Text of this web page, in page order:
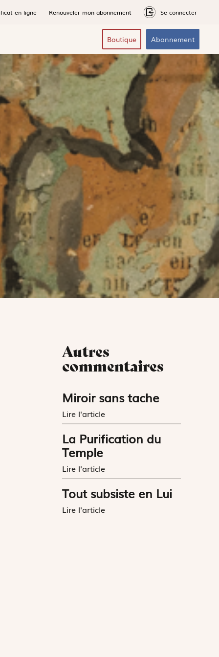
en ligne Renouveler mon abonnement Se connecter
Boutique Abonnement
Autres
commentaires
Miroir sans tache
Lire l'article
La Purification du
Temple
Lire l'article
Tout subsiste en Lui
Lire l'article